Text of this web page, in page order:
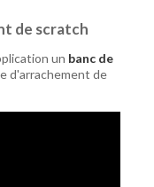
de scratch
un banc de
d'arrachement de